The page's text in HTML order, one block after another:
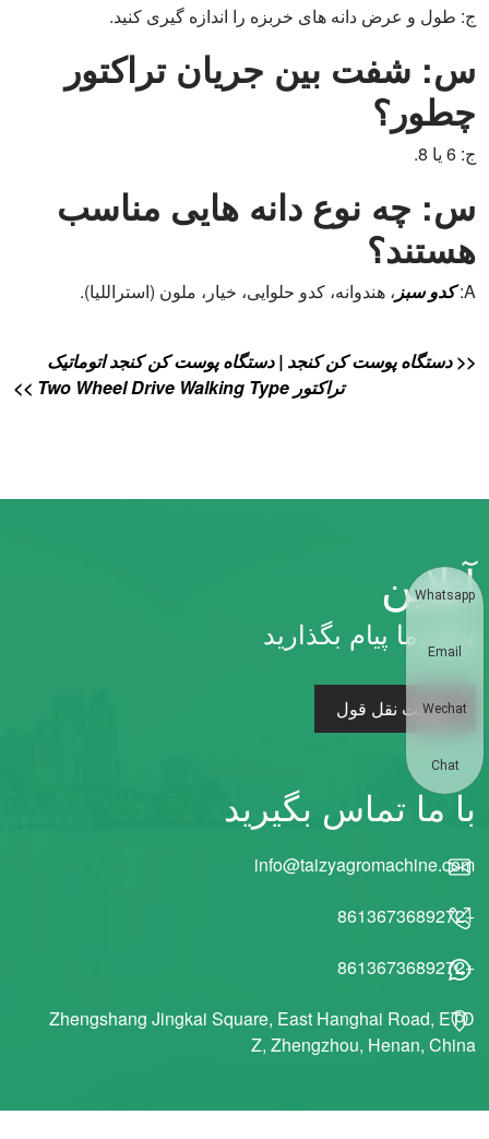
ج: طول و عرض دانه های خربزه را اندازه گیری کنید.
س: شفت بین جریان تراکتور
چطور؟
ج: 6 یا 8.
س: چه نوع دانه هایی مناسب
هستند؟
A: کدو سبز ، هندوانه، کدو حلوایی، خیار، ملون (استراللیا).
<< دستگاه پوست کن کنجد | دستگاه پوست کن کنجد اتوماتیک
تراکتور Two Wheel Drive Walking Type >>
آنلاین
برای ما پیام بگذارید
دریافت نقل قول
با ما تماس بگیرید
+8613673689272
+8613673689272
Zhengshang Jingkai Square, East Hanghai Road, ETD
Z, Zhengzhou, Henan, China
Whatsapp
Email
Wechat
Chat